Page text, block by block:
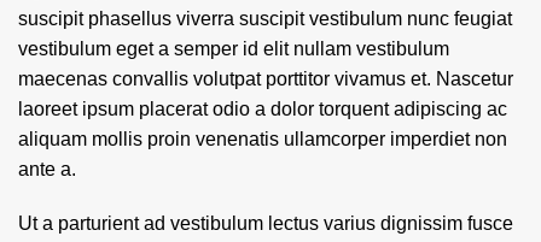
suscipit phasellus viverra suscipit vestibulum nunc feugiat
vestibulum eget a semper id elit nullam vestibulum
maecenas convallis volutpat porttitor vivamus et. Nascetur
laoreet ipsum placerat odio a dolor torquent adipiscing ac
aliquam mollis proin venenatis ullamcorper imperdiet non
ante a.
Ut a parturient ad vestibulum lectus varius dignissim fusce